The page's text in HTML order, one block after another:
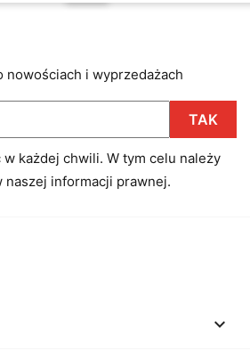
nowościach i wyprzedażach
każdej chwili. W tym celu należy
naszej informacji prawnej.
